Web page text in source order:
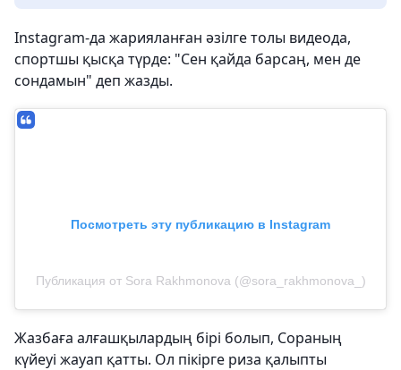
Instagram-да жарияланған әзілге толы видеода,
спортшы қысқа түрде: "Сен қайда барсаң, мен де
сондамын" деп жазды.
Посмотреть эту публикацию в Instagram
Публикация от Sora Rakhmonova (@sora_rakhmonova_)
Жазбаға алғашқылардың бірі болып, Сораның
күйеуі жауап қатты. Ол пікірге риза қалыпты